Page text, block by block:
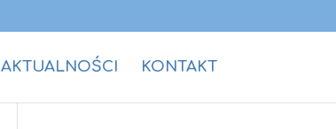
AKTUALNOŚCI KONTAKT